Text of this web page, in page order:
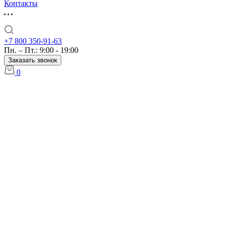
Контакты
+7 800 350-91-63
Пн. – Пт.: 9:00 - 19:00
Заказать звонок
0